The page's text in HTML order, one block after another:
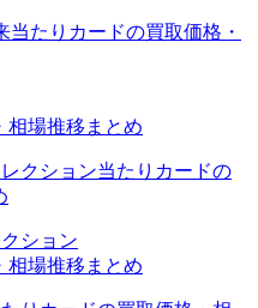
相場推移まとめ
ション
相場推移まとめ